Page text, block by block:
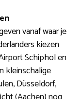
vanaf waar je
kiezen
Schiphol en
kleinschalige
Düsseldorf,